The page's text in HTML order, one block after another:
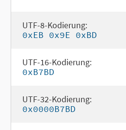
UTF-8-Kodierung:
0xEB 0x9E 0xBD
UTF-16-Kodierung:
0xB7BD
UTF-32-Kodierung:
0x0000B7BD